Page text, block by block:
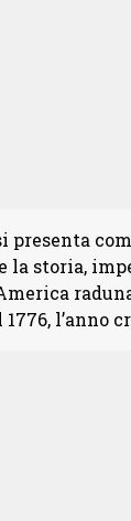
presenta
la storia,
l’anno